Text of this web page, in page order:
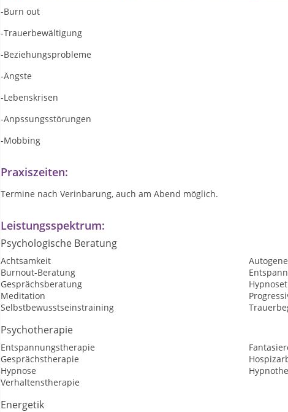
-Burn out
-Trauerbewältigung
-Beziehungsprobleme
-Ängste
-Lebenskrisen
-Anpssungsstörungen
-Mobbing
Praxiszeiten:
Termine nach Verinbarung, auch am Abend möglich.
Leistungsspektrum:
Psychologische Beratung
Achtsamkeit
Burnout-Beratung
Gesprächsberatung
Meditation
Selbstbewusstseinstraining
Psychotherapie
Entspannungstherapie
Gesprächstherapie
Hypnose
Verhaltenstherapie
Energetik